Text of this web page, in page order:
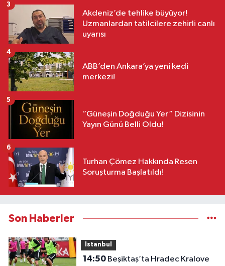
Akdeniz’de tehlike büyüyor!
Uzmanlardan tatilcilere zehirli canlı
uyarısı
3
ABB’den Ankara’ya yeni kedi
merkezi!
4
“Güneşin Doğduğu Yer” Dizisinin
Yayın Günü Belli Oldu!
5
Turhan Çömez Hakkında Resen
Soruşturma Başlatıldı!
6
Son Haberler
Istanbul
14:50Beşiktaş’ta Hradec Kralove